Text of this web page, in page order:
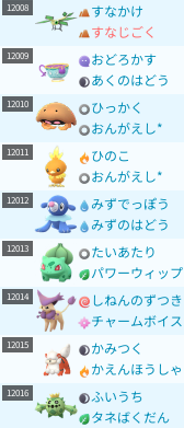
12008
すなかけ
すなじごく
12009
おどろかす
あくのはどう
12010
ひっかく
おんがえし*
12011
ひのこ
おんがえし*
12012
みずでっぽう
みずのはどう
12013
たいあたり
パワーウィップ
12014
しねんのずつき
チャームボイス
12015
かみつく
かえんほうしゃ
12016
ふいうち
タネばくだん